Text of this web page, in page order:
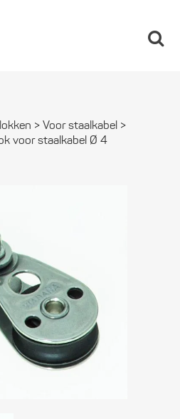
> Voor staalkabel >
voor staalkabel Ø 4